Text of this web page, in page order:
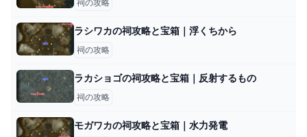
ラシワカの祠攻略と宝箱｜浮くちから
祠の攻略
ラカショゴの祠攻略と宝箱｜反射するもの
祠の攻略
モガワカの祠攻略と宝箱｜水力発電